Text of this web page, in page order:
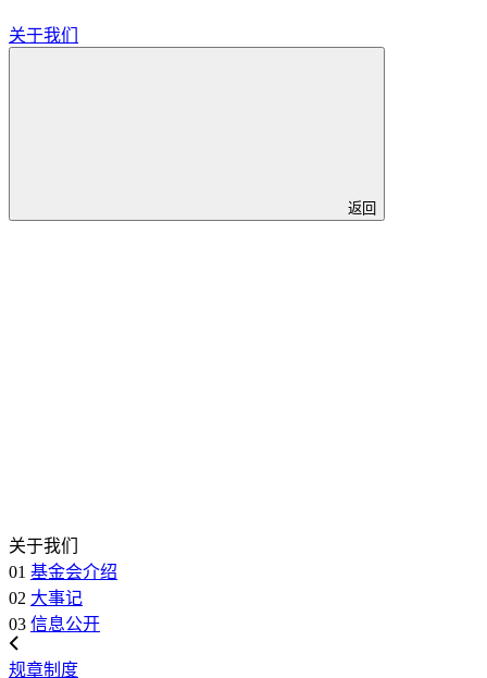
关于我们
返回
关于我们
01 基金会介绍
02 大事记
03 信息公开
规章制度